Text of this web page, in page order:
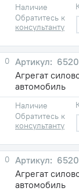
Наличие
Обратитесь к
консультанту
0
Агрегат
автомобиль
Наличие
Обратитесь к
консультанту
0
Агрегат
автомобиль